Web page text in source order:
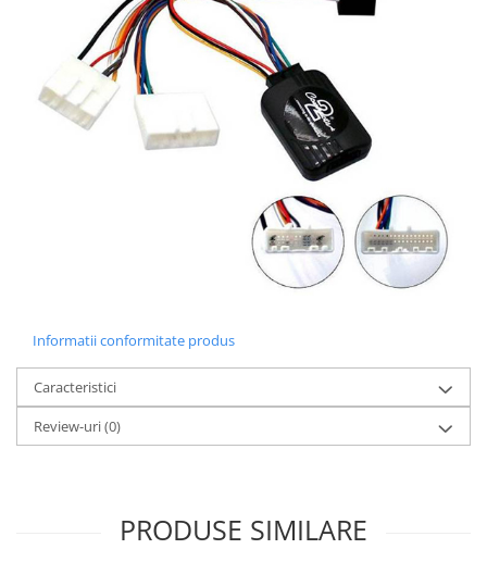
Informatii conformitate produs
Caracteristici
Review-uri(0)
PRODUSE SIMILARE